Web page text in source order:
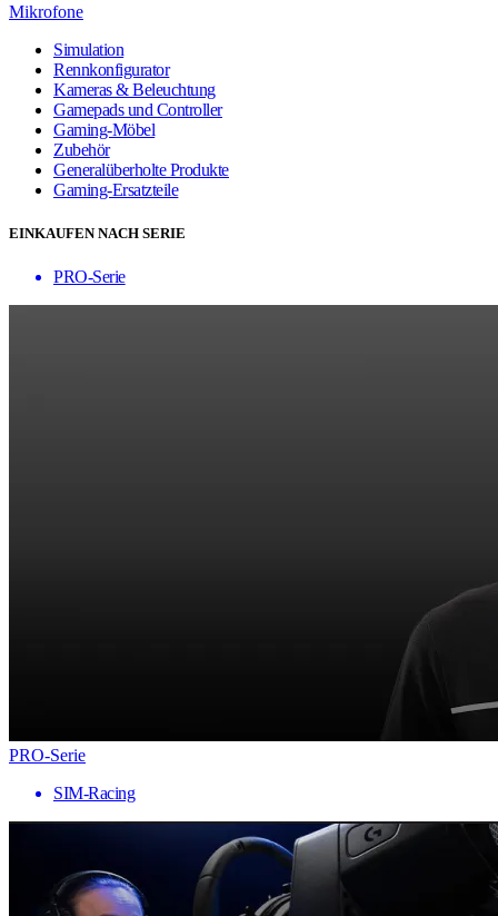
Mikrofone
Simulation
Rennkonfigurator
Kameras & Beleuchtung
Gamepads und Controller
Gaming-Möbel
Zubehör
Generalüberholte Produkte
Gaming-Ersatzteile
EINKAUFEN NACH SERIE
PRO-Serie
PRO-Serie
SIM-Racing